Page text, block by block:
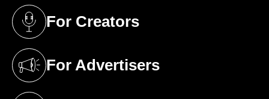
For Creators
(opens in a new tab)
For Advertisers
(opens in a new tab)